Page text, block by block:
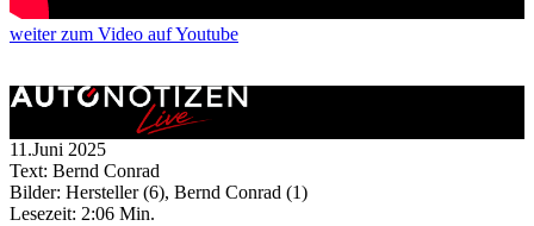
weiterzum Video auf Youtube
11.Juni 2025
Text: Bernd Conrad
Bilder: Hersteller (6), Bernd Conrad (1)
Lesezeit: 2:06 Min.